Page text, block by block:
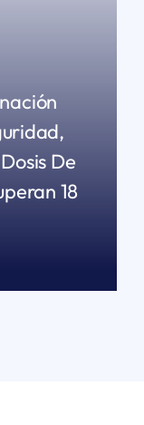
De
18